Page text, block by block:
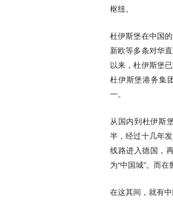
枢纽。
杜伊斯堡在中国
新欧等多条对华
以来，杜伊斯堡
杜伊斯堡港务集
一。
从国内到杜伊斯
半，经过十几年
线路进入德国，
为“中国城”。而
在这其间，就有